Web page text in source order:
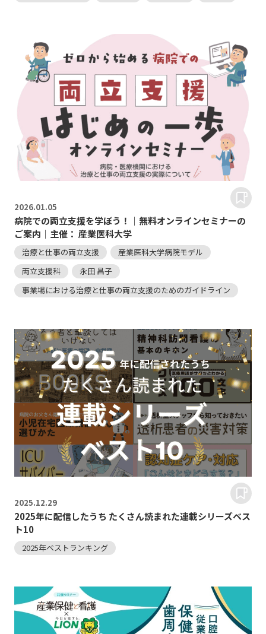
2026.01.05
病院での両立支援を学ぼう！｜無料オンラインセミナーの
ご案内｜主催： 産業医科大学
治療と仕事の両立支援
産業医科大学病院モデル
両立支援科
永田 昌子
事業場における治療と仕事の両立支援のためのガイドライン
2025.12.29
2025年に配信したうち たくさん読まれた連載シリーズベス
ト10
2025年ベストランキング